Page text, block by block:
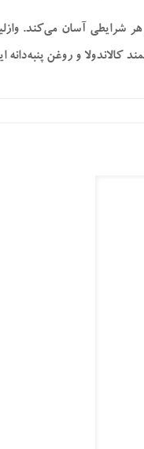
هر شرایطی آسان می‌کند.
کالاندولا و روغن